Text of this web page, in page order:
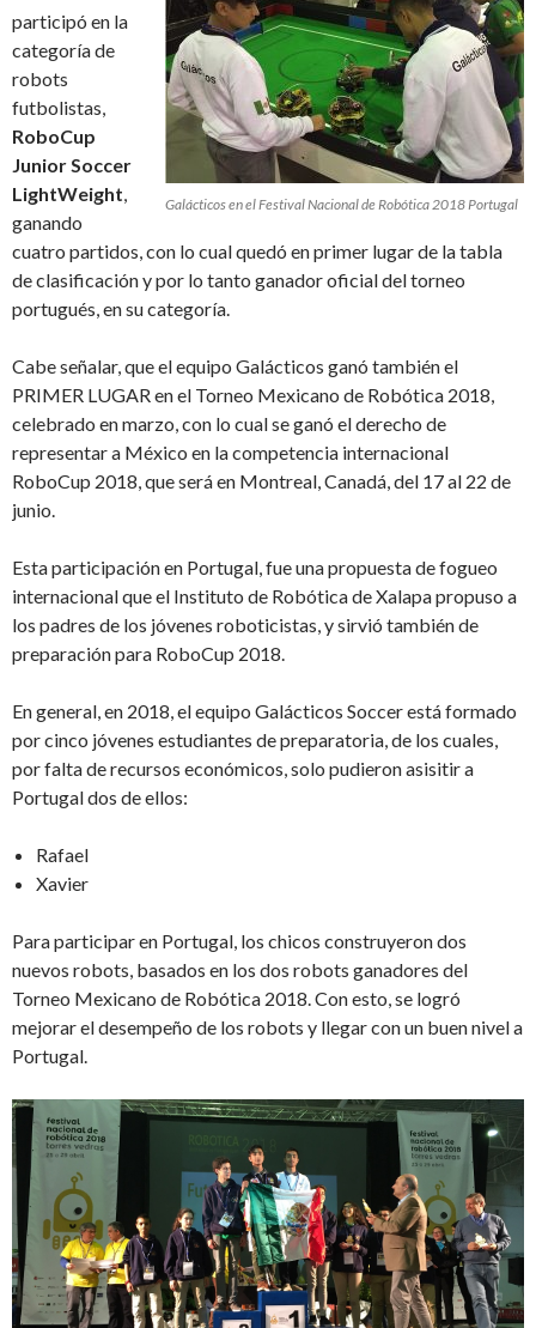
Galácticos en el Festival Nacional de Robótica 2018 Portugal
participó en la
categoría de
robots
futbolistas,
RoboCup
Junior Soccer
LightWeight
ganando
cuatro partidos, con lo cual quedó en primer lugar de la tabla
de clasificación y por lo tanto ganador oficial del torneo
portugués, en su categoría.
Cabe señalar, que el equipo Galácticos ganó también el
PRIMER LUGAR en el Torneo Mexicano de Robótica 2018,
celebrado en marzo, con lo cual se ganó el derecho de
representar a México en la competencia internacional
RoboCup 2018, que será en Montreal, Canadá, del 17 al 22 de
junio.
Esta participación en Portugal, fue una propuesta de fogueo
internacional que el Instituto de Robótica de Xalapa propuso a
los padres de los jóvenes roboticistas, y sirvió también de
preparación para RoboCup 2018.
En general, en 2018, el equipo Galácticos Soccer está formado
por cinco jóvenes estudiantes de preparatoria, de los cuales,
por falta de recursos económicos, solo pudieron asisitir a
Portugal dos de ellos:
Rafael
Xavier
Para participar en Portugal, los chicos construyeron dos
nuevos robots, basados en los dos robots ganadores del
Torneo Mexicano de Robótica 2018. Con esto, se logró
mejorar el desempeño de los robots y llegar con un buen nivel a
Portugal.